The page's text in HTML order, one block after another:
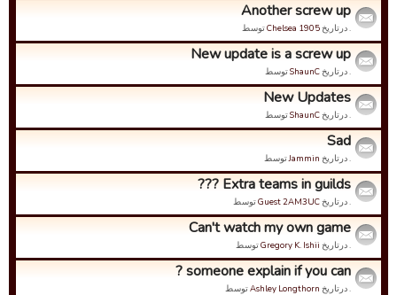
Another screw up
. درتاریخChelsea 1905توسط
New update is a screw up
. درتاریخShaunCتوسط
New Updates
. درتاریخShaunCتوسط
Sad
. درتاریخ Jamminتوسط
Extra teams in guilds ???
. درتاریخGuest 2AM3UCتوسط
Can't watch my own game
. درتاریخ Gregory K. Ishiiتوسط
someone explain if you can ?
. درتاریخ Ashley Longthornتوسط